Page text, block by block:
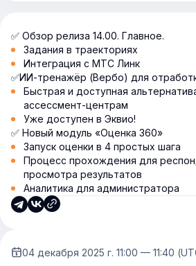
✅ Обзор релиза 14.00. Главное.
Задания в траекториях
Интеграция с МТС Линк
✅ИИ-тренажёр (Вербо) для
Быстрая и доступная
ассессмент-центрам
Уже доступен в Эквио!
✅ Новый модуль «Оценка 360»
Запуск оценки в 4 простых шага
Процесс прохождения для
просмотра результатов
Аналитика для администратора
04 декабря 2025 г. 11:00 — 11:40